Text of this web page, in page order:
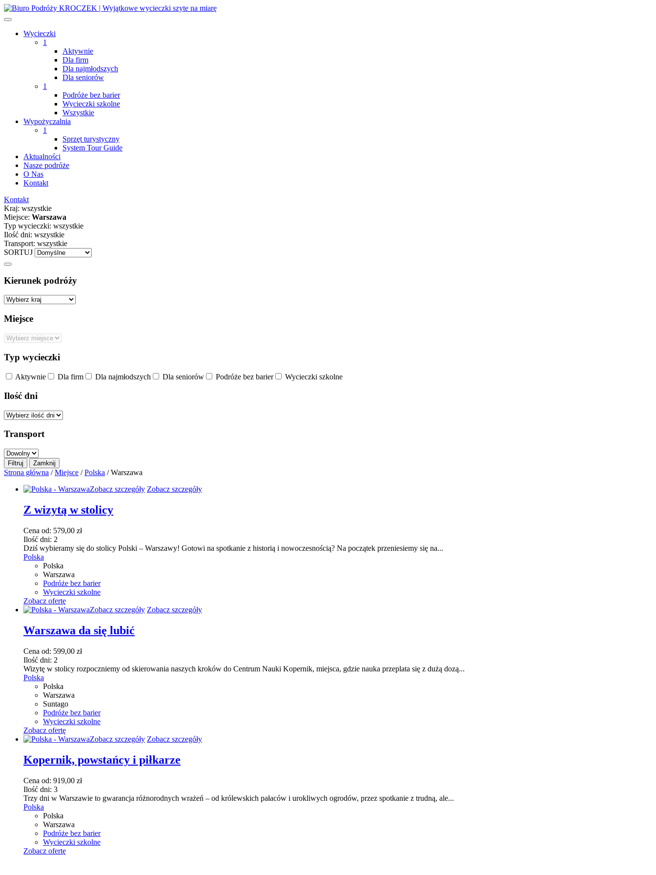
Wycieczki
1
Aktywnie
Dla firm
Dla najmłodszych
Dla seniorów
1
Podróże bez barier
Wycieczki szkolne
Wszystkie
Wypożyczalnia
1
Sprzęt turystyczny
System Tour Guide
Aktualności
Nasze podróże
O Nas
Kontakt
Kontakt
Kraj: wszystkie
Miejsce: Warszawa
Typ wycieczki: wszystkie
Ilość dni: wszystkie
Transport: wszystkie
SORTUJ
Kierunek podróży
Miejsce
Typ wycieczki
Aktywnie Dla firm Dla najmłodszych Dla seniorów Podróże bez barier Wycieczki szkolne
Ilość dni
Transport
Strona główna /Miejsce /Polska / Warszawa
Zobacz szczegóły Ten
wybrać
Zobacz szczegóły
Z wizytą w stolicy
Cena od: 579,00 zł
Ilość dni: 2
Dziś wybieramy się do stolicy Polski – Warszawy! Gotowi na spotkanie z historią i nowoczesnością? Na początek przeniesiemy się na...
Polska
Polska
Warszawa
Podróże bez barier
Wycieczki szkolne
Zobacz ofertę
Zobacz szczegóły Ten
wybrać
Zobacz szczegóły
Warszawa da się lubić
Cena od: 599,00 zł
Ilość dni: 2
Wizytę w stolicy rozpoczniemy od skierowania naszych kroków do Centrum Nauki Kopernik, miejsca, gdzie nauka przeplata się z dużą dozą...
Polska
Polska
Warszawa
Suntago
Podróże bez barier
Wycieczki szkolne
Zobacz ofertę
Zobacz szczegóły Ten
ma
wiele
wybrać
Zobacz szczegóły
Kopernik, powstańcy i piłkarze
Cena od: 919,00 zł
Ilość dni: 3
Trzy dni w Warszawie to gwarancja różnorodnych wrażeń – od królewskich pałaców i urokliwych ogrodów, przez spotkanie z trudną, ale...
Polska
Polska
Warszawa
Podróże bez barier
Wycieczki szkolne
Zobacz ofertę